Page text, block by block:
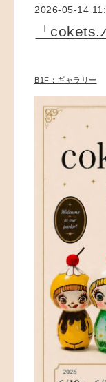
2026-05-14
「
B1F：ギャラリー